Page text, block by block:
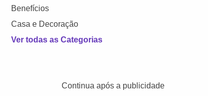
Benefícios
Casa e Decoração
Ver todas as Categorias
Continua após a publicidade